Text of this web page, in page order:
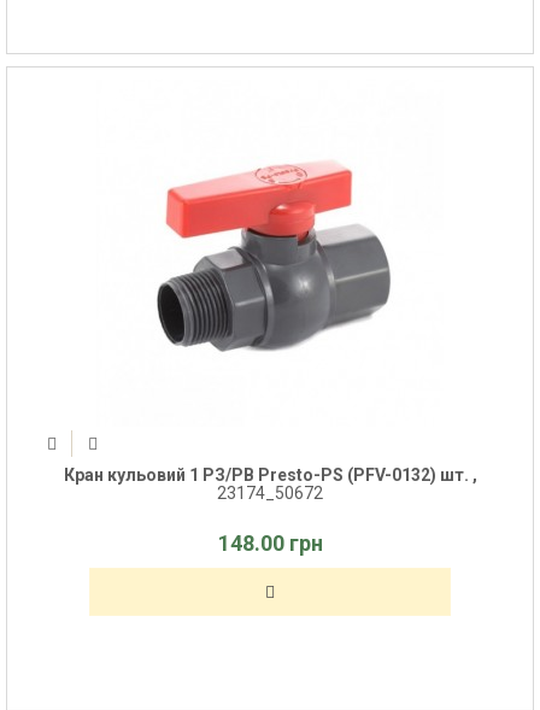
Кран кульовий 1 РЗ/РВ Presto-PS (PFV-0132) шт. ,
23174_50672
148.00 грн